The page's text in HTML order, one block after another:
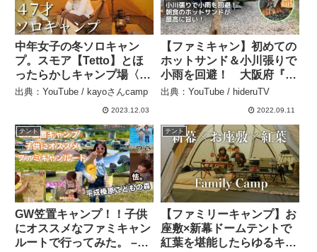
中年女子の冬ソロキャン
プ。スモア【Tetto】とほ
ったらかしキャンプ場〈女
ひとり旅〉 – kayoさん
出典：YouTube / kayoさんcamp
2023.12.03
【ファミキャン】初めての
ホットサンド＆小川張りで
小雨を回避！ 大阪府『杜
のテラス（３番サイト）』
出典：YouTube / hideruTV
2022.09.11
テント
GW笠置キャンプ！！子供
にオススメなファミキャン
ルートで行ってみた。 –
テント
【ファミリーキャンプ】お
座敷×新幕ドームテントで
紅葉を堪能したらゆるキャ